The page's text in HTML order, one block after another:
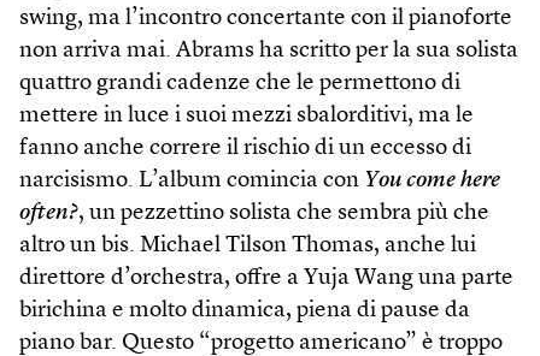
swing, ma l’incontro concertante con il pianoforte
non arriva mai. Abrams ha scritto per la sua solista
quattro grandi cadenze che le permettono di
mettere in luce i suoi mezzi sbalorditivi, ma le
fanno anche correre il rischio di un eccesso di
narcisismo. L’album comincia con You come here
often?, un pezzettino solista che sembra più che
altro un bis. Michael Tilson Thomas, anche lui
direttore d’orchestra, offre a Yuja Wang una parte
birichina e molto dinamica, piena di pause da
piano bar. Questo “progetto americano” è troppo